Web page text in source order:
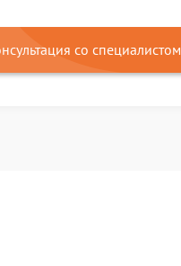
со специалистом